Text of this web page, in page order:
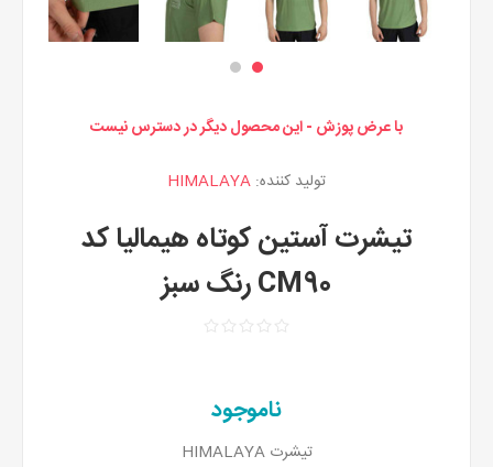
با عرض پوزش - این محصول دیگر در دسترس نیست
تولید کننده: HIMALAYA
تیشرت آستین کوتاه هیمالیا کد
CM90 رنگ سبز
ناموجود
تیشرت HIMALAYA